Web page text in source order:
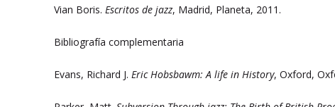
Vian Boris.Escritos de jazz, Madrid, Planeta, 2011.
Bibliografía complementaria
Evans, Richard J.Eric Hobsbawm: A life in History, Oxford,